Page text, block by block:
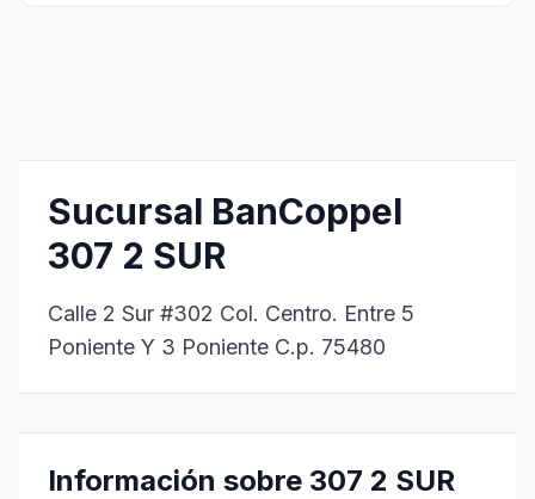
Sucursal BanCoppel
307 2 SUR
Calle 2 Sur #302 Col. Centro. Entre 5
Poniente Y 3 Poniente C.p. 75480
Información sobre 307 2 SUR